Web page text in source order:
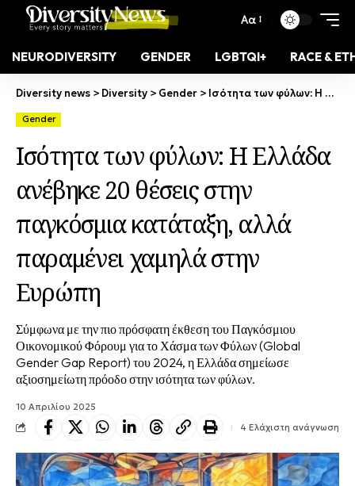
Αα
NEURODIVERSITY GENDER LGBTQI+ RACE &
Diversity news > Diversity > Gender > Ισότητα των φύλων: Η Ελλάδα ανέβηκε 20 θέσεις στην παγκόσμια κατάταξη, αλλά παραμένει χαμηλά στην Ευρώπη
Gender
Ισότητα των φύλων: Η Ελλάδα
ανέβηκε 20 θέσεις στην
παγκόσμια κατάταξη, αλλά
παραμένει χαμηλά στην
Ευρώπη
Σύμφωνα με την πιο πρόσφατη έκθεση του Παγκόσμιου
Οικονομικού Φόρουμ για το Χάσμα των Φύλων (Global
Gender Gap Report) του 2024, η Ελλάδα σημείωσε
αξιοσημείωτη πρόοδο στην ισότητα των φύλων.
10 Απριλίου 2025
4 Ελάχιστη ανάγνωση